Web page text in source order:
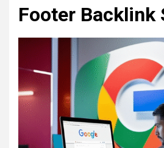
Footer Backlink